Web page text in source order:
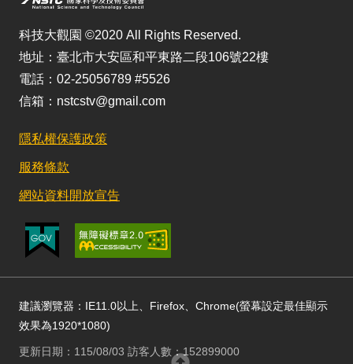
科技大觀園 ©2020 All Rights Reserved.
地址：臺北市大安區和平東路二段106號22樓
電話：02-25056789 #5526
信箱：nstcstv@gmail.com
隱私權保護政策
服務條款
網站資料開放宣告
建議瀏覽器：IE11.0以上、Firefox、Chrome(螢幕設定最佳顯示
效果為1920*1080)
更新日期：115/08/03 訪客人數：152899000